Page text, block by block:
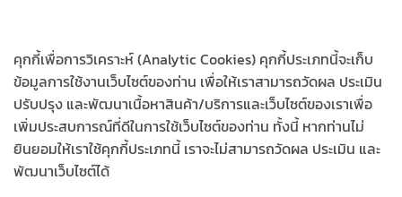
คุกกี้เพื่อการวิเคราะห์ (Analytic Cookies) คุกกี้ประเภทนี้จะเก็บ
ข้อมูลการใช้งานเว็บไซต์ของท่าน เพื่อให้เราสามารถวัดผล ประเมิน
ปรับปรุง และพัฒนาเนื้อหาสินค้า/บริการและเว็บไซต์ของเราเพื่อ
เพิ่มประสบการณ์ที่ดีในการใช้เว็บไซต์ของท่าน ทั้งนี้ หากท่านไม่
ยินยอมให้เราใช้คุกกี้ประเภทนี้ เราจะไม่สามารถวัดผล ประเมิน และ
พัฒนาเว็บไซต์ได้